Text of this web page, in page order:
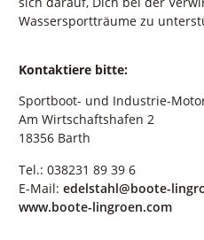
Wassersportträume zu
Kontaktiere bitte:
Sportboot- und Industrie-
Am Wirtschaftshafen 2
18356 Barth
Tel.: 038231 89 39 6
E-Mail: edelstahl@boote-
www.boote-lingroen.com